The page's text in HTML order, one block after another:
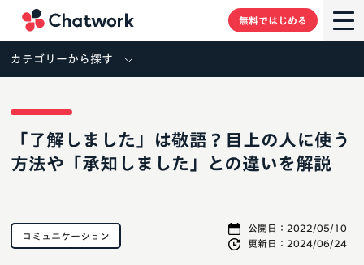
無料ではじめる
カテゴリーから探す
「了解しました」は敬語？目上の人に使う
方法や「承知しました」との違いを解説
公開日： 2022/05/10
更新日： 2024/06/24
コミュニケーション